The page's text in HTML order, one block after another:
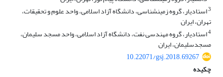
3 استادیار، گروه زمین‎شناسی، دانشگاه آزاد اسلامی، واحد علوم و تحقیقات،
تهران، ایران
4استادیار، گروه مهندسی نفت، دانشگاه آزاد اسلامی، واحد مسجد سلیمان،
مسجدسلیمان، ایران
10.22071/gsj.2018.69267
چکیده